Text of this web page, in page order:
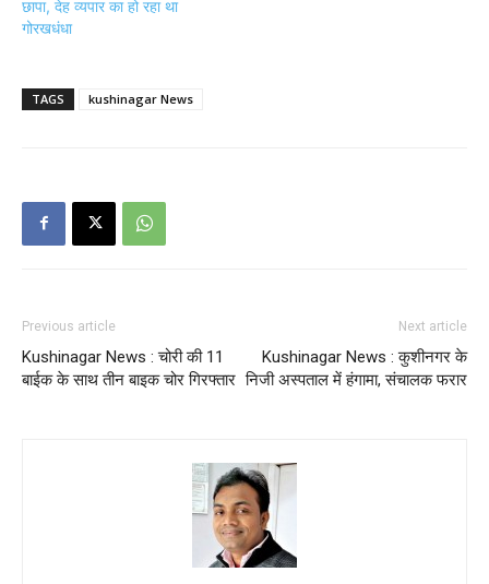
छापा, देह व्यपार का हो रहा था
गोरखधंधा
TAGS kushinagar News
Previous article
Kushinagar News : चोरी की 11
बाईक के साथ तीन बाइक चोर गिरफ्तार
Next article
Kushinagar News : कुशीनगर के
निजी अस्पताल में हंगामा, संचालक फरार